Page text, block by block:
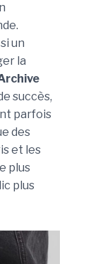
un
la
succès,
parfois
des
et les
plus
plus